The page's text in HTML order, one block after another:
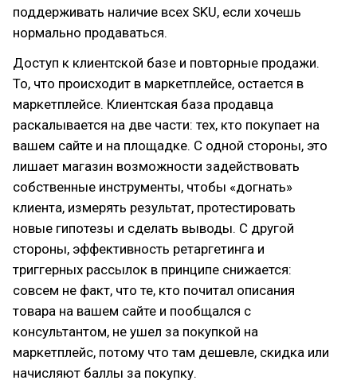
поддерживать наличие всех SKU, если хочешь
нормально продаваться.
Доступ к клиентской базе и повторные продажи.
То, что происходит в маркетплейсе, остается в
маркетплейсе. Клиентская база продавца
раскалывается на две части: тех, кто покупает на
вашем сайте и на площадке. С одной стороны, это
лишает магазин возможности задействовать
собственные инструменты, чтобы «догнать»
клиента, измерять результат, протестировать
новые гипотезы и сделать выводы. С другой
стороны, эффективность ретаргетинга и
триггерных рассылок в принципе снижается:
совсем не факт, что те, кто почитал описания
товара на вашем сайте и пообщался с
консультантом, не ушел за покупкой на
маркетплейс, потому что там дешевле, скидка или
начисляют баллы за покупку.